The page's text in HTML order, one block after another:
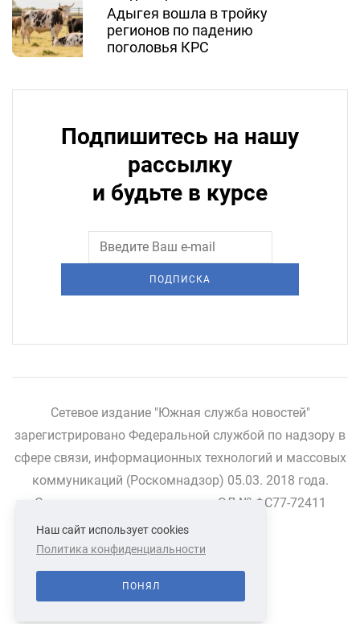
Адыгея вошла в тройку
регионов по падению
поголовья КРС
Подпишитесь на нашу
рассылку
и будьте в курсе
ПОДПИСКА
Сетевое издание "Южная служба новостей"
зарегистрировано Федеральной службой по надзору в
сфере связи, информационных технологий и массовых
коммуникаций (Роскомнадзор) 05.03. 2018 года.
Свидетельство о регистрации ЭЛ № ФС77-72411
СВЯЗАТЬСЯ С НАМИ
Наш сайт использует cookies
Политика конфиденциальности
ПОНЯЛ